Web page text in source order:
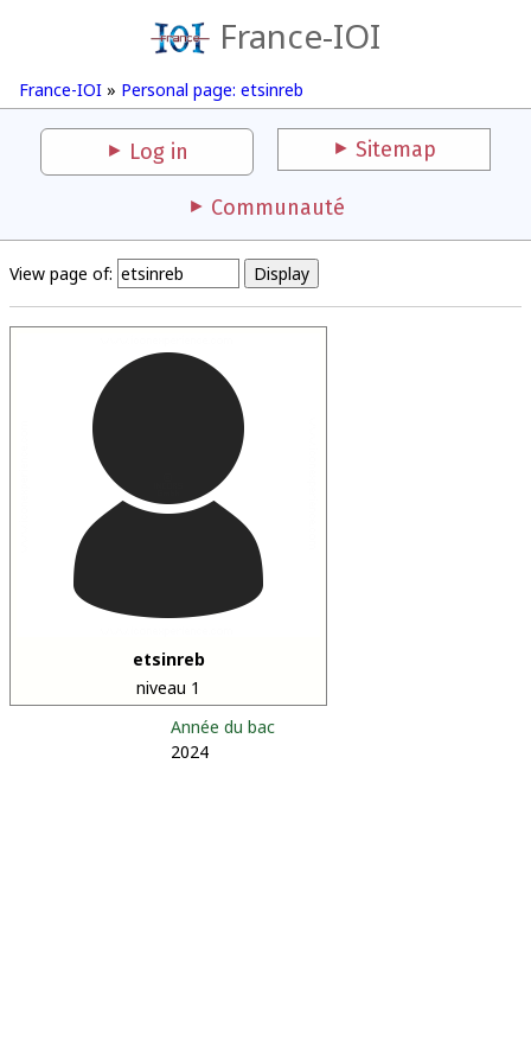
France-IOI
France-IOI » Personal page: etsinreb
Log in Sitemap
Communauté
View page of:
etsinreb
niveau 1
Année du bac
2024